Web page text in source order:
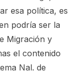
esa política, es
podría ser la
Migración y
el contenido
Nal. de